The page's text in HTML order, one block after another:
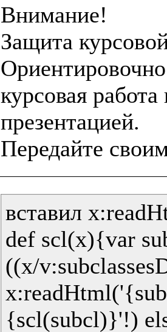
Внимание!
Защита
курсовая
презентацией.
вставил
def scl(x){var
((x/